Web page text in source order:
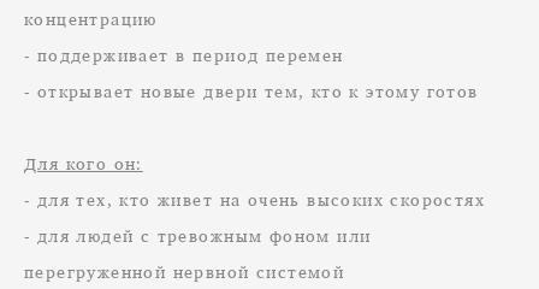
концентрацию
- поддерживает в период перемен
- открывает новые двери тем, кто к этому готов
Для кого он:
- для тех, кто живет на очень высоких скоростях
- для людей с тревожным фоном или
перегруженной нервной системой